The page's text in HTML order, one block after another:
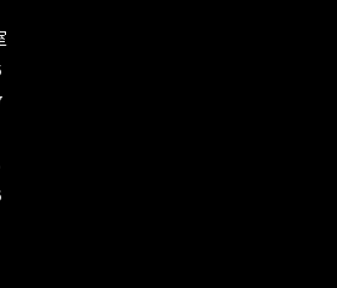
航:2026台灣冤平反協會年度論
職場霸凌調查專業人才(律師)培
錄取通知已發送